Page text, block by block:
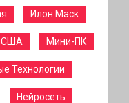
Илон Маск
США Мини-ПК
Технологии
Нейросеть